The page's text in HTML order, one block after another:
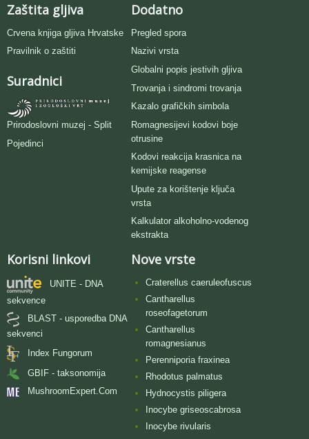
Zaštita gljiva
Crvena knjiga gljiva Hrvatske
Pravilnik o zaštiti
Suradnici
Prirodoslovni muzej - Split
Pojedinci
Dodatno
Pregled spora
Nazivi vrsta
Globalni popis jestivih gljiva
Trovanja i sindromi trovanja
Kazalo grafičkih simbola
Romagnesijevi kodovi boje
otrusine
Kodovi reakcija krasnica na
kemijske reagense
Upute za korištenje ključa
vrsta
Kalkulator alkoholno-vodenog
ekstrakta
Korisni linkovi
UNITE - DNA
sekvence
BLAST - usporedba DNA
sekvenci
Index Fungorum
GBIF - taksonomija
MushroomExpert.Com
Nove vrste
Craterellus caeruleofuscus
Cantharellus
roseofagetorum
Cantharellus
romagnesianus
Perenniporia fraxinea
Rhodotus palmatus
Hydnocystis piligera
Inocybe griseoscabrosa
Inocybe rivularis